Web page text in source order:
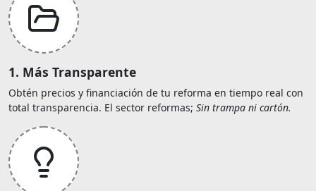
1. Más Transparente
Obtén precios y financiación de tu reforma en tiempo real con
total transparencia. El sector reformas; Sin trampa ni cartón.